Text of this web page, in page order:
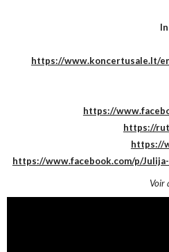
https://www.koncertusale.lt/
https://
https://
https://
https://www.facebook.com/p/
Voir